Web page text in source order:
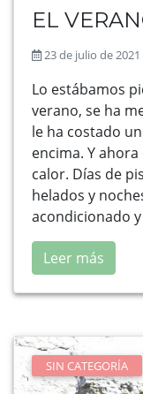
EL
23 de julio de 2021
Lo estábamos
verano, se ha
le ha costado
encima. Y
calor. Días de
helados y
acondicionado
Leer más
SIN CATEGORÍA